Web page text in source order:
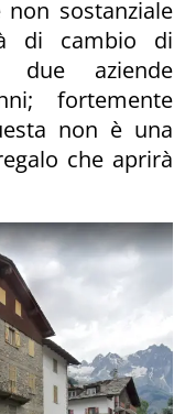
sostanziale
di cambio di
due aziende
fortemente
non è una
che aprirà